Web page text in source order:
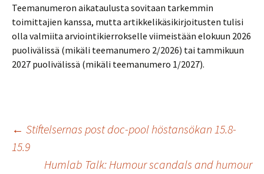
Teemanumeron aikataulusta sovitaan tarkemmin
toimittajien kanssa, mutta artikkelikäsikirjoitusten tulisi
olla valmiita arviointikierrokselle viimeistään elokuun 2026
puolivälissä (mikäli teemanumero 2/2026) tai tammikuun
2027 puolivälissä (mikäli teemanumero 1/2027).
Inläggsnavigering
← Stiftelsernas post doc-pool höstansökan 15.8-
15.9
Humlab Talk: Humour scandals and humour